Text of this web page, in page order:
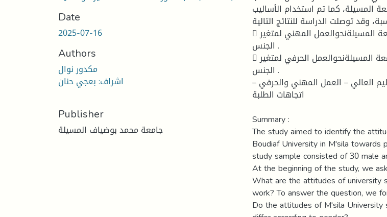
Date
2025-07-16
Authors
مكدور نوال
اشراف: بعجي حنان
Publisher
جامعة محمد بوضياف المسيلة
المسيلة، كما تم استخدام الأساليب
وقد توصلت الدراسة للنتائج التالية :
 توجد اتجاهات ايجابية لدى طلبةجامعة المسيلةنحوالعمل المهني لمتغير
الجنس .
 توجد اتجاهات ايجابية لدى طلبةجامعة المسيلةنحوالعمل الحرفي لمتغير
الجنس .
العالي – العمل المهني والحرفي –
اتجاهات الطلبة
Summary :
The study aimed to identify the
Boudiaf University in M'sila
study sample consisted of 30 male
At the beginning of the study, we
What are the attitudes of university
work? To answer the question, we
Do the attitudes of M'sila